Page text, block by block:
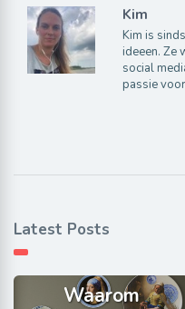
Kim
Kim is
ideeen. Ze
social
passie
Latest Posts
Waarom